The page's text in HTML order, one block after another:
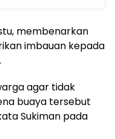
membenarkan
imbauan kepada
agar tidak
buaya tersebut
Sukiman pada